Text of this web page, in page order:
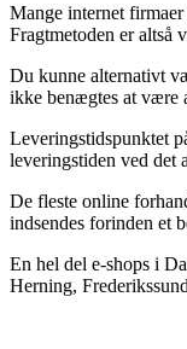
Mange internet
Fragtmetoden er altså
Du kunne alternativt
ikke benægtes at være
Leveringstidspunktet
leveringstiden ved det
De fleste online
indsendes forinden et
En hel del e-shops i
Herning,